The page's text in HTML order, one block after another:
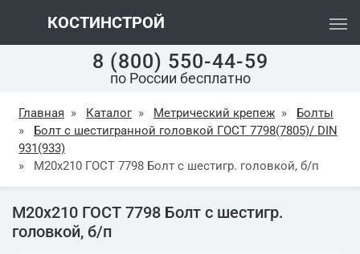
КОСТИНСТРОЙ
8 (800) 550-44-59
по России бесплатно
Главная » Каталог » Метрический крепеж »
Болты
»
Болт с шестигранной головкой ГОСТ 7798(7805)/ DIN
931(933)
»
М20х210 ГОСТ 7798 Болт с шестигр. головкой, б/п
М20х210 ГОСТ 7798 Болт с шестигр.
головкой, б/п